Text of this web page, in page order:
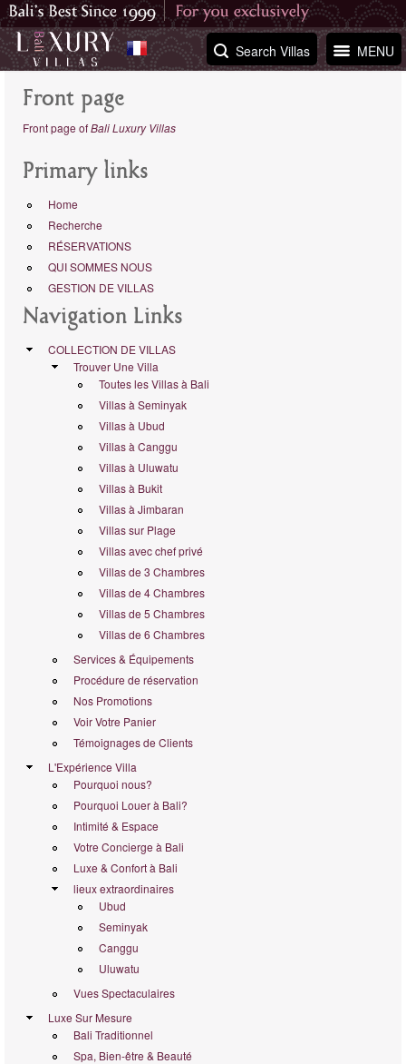
MENU
Search Villas
Front page
Front page ofBali Luxury Villas
Primary links
Home
Recherche
RÉSERVATIONS
QUI SOMMES NOUS
GESTION DE VILLAS
Navigation Links
COLLECTION DE VILLAS
Trouver Une Villa
Toutes les Villas à Bali
Villas à Seminyak
Villas à Ubud
Villas à Canggu
Villas à Uluwatu
Villas à Bukit
Villas à Jimbaran
Villas sur Plage
Villas avec chef privé
Villas de 3 Chambres
Villas de 4 Chambres
Villas de 5 Chambres
Villas de 6 Chambres
Services & Équipements
Procédure de réservation
Nos Promotions
Voir Votre Panier
Témoignages de Clients
L'Expérience Villa
Pourquoi nous?
Pourquoi Louer à Bali?
Intimité & Espace
Votre Concierge à Bali
Luxe & Confort à Bali
lieux extraordinaires
Ubud
Seminyak
Canggu
Uluwatu
Vues Spectaculaires
Luxe Sur Mesure
Bali Traditionnel
Spa, Bien-être & Beauté